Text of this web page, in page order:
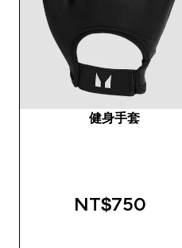
健身手套
NT$750‎